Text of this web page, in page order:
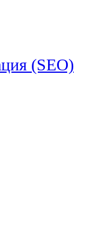
(SEO)